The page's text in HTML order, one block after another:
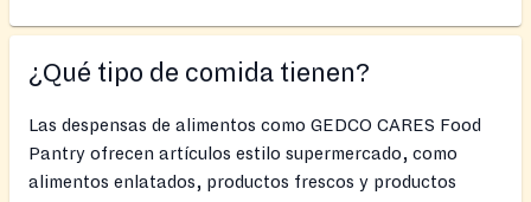
¿Qué tipo de comida tienen?
Las despensas de alimentos como GEDCO CARES Food
Pantry ofrecen artículos estilo supermercado, como
alimentos enlatados, productos frescos y productos